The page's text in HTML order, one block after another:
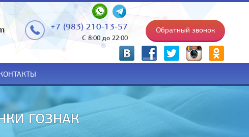
+7 (983) 210-13-57
С 8:00 до 22:00
Обратный звонок
НА РУКИ